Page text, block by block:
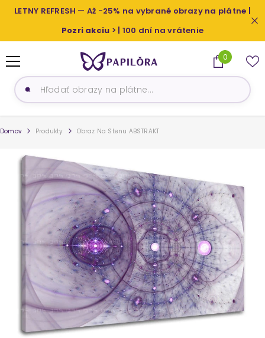
PRESKOČIŤ NA OBSAH
LETNY REFRESH — Až -25% na vybrané obrazy na plátne |
Pozri akciu > | 100 dní na vrátenie
0
0
produkty
Domov Produkty Obraz Na Stenu ABSTRAKT